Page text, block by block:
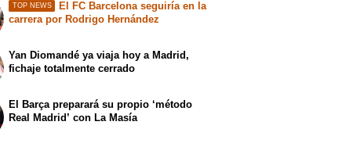
TOP NEWS
El FC Barcelona seguiría en la
carrera por Rodrigo Hernández
Yan Diomandé ya viaja hoy a Madrid,
fichaje totalmente cerrado
El Barça preparará su propio ‘método
Real Madrid’ con La Masía